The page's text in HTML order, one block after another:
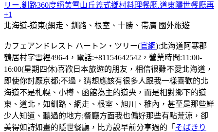
リー.釧路360度絕美雪山丘義式鄉村料理餐廳.道東隱世餐廳再
+1
北海道-道東(網走、釧路、根室、十勝、帶廣 國外旅遊
カフェアンドレスト ハートン・ツリー(官網):北海道阿寒郡
鶴居村字雪裡496-4，電話:+81154642542，營業時間:11:00-
16:00(星期四休)喜歡日本旅遊的朋友，相信很難不愛北海道，
即使你討厭京都;不過，猜想應該有很多人跟我一樣喜歡的北
海道不是札幌、小樽、函館為主的道央，而是相對鄉下的道
東、道北，如釧路、網走、根室、旭川、稚內，甚至是那些鮮
少人知道、聽過的地方;餐廳方面我也偏好那些有點荒涼，卻
美得如詩如畫的隱世餐廳，比方說早前分享過的「 そばきり